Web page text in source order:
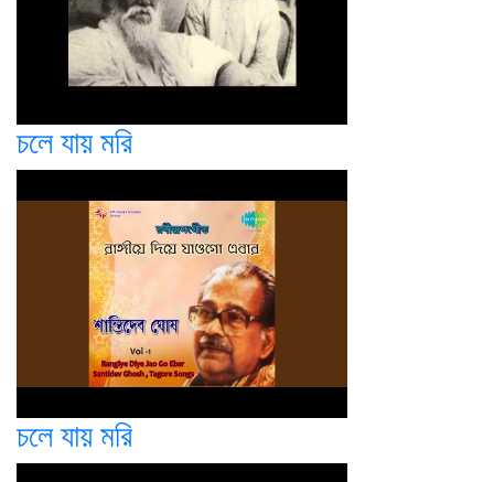
চলে যায় মরি
চলে যায় মরি